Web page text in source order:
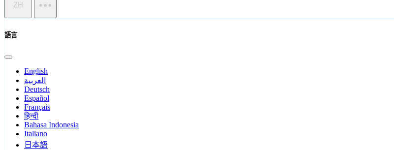
ZH
語言
English
العربية
Deutsch
Español
Français
हिन्दी
Bahasa Indonesia
Italiano
日本語